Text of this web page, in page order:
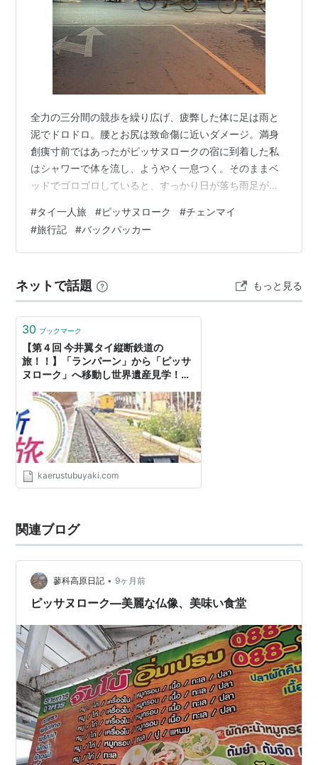
全力の三分間の競歩を繰り広げ、疲弊した体に足は雨と
泥でドロドロ。腰とお尻は致命傷に近いダメージ。満身
創痍寸前ではあったがピッサヌロークの宿に到着した私
はシャワーで体を流し、ようやく一息つく。そのままベ
ッドでゴロゴロしていると、すっかり日が落ち雨足が弱
労を感じる体に鞭を打ち早速徘徊することに。 駅前にあ
る蒸気機関車のモニュメント。1919年から1967年まで実
際にタイ国内を走っていたものとのこと。 悪天候のせい
なしか多い気が‥。日が沈むにつれすれ違う人の数も減り
続け、あたりは物寂しい。夜がまだそ…
#タイ一人旅 #ピッサヌローク #チェンマイ
#旅行記 #バックパッカー
ネットで話題 もっと見る
30 ブックマーク
【第４回 今井翼タイ縦断鉄道の
旅！！】「ランパーン」から「ピッサ
ヌローク」へ移動し世界遺産見学！！
ブログ～
kaerustubuyaki.com
関連ブログ
蓼科高原日記 • 9ヶ月前
ピッサヌローク―美麗な仏像、美味い食堂